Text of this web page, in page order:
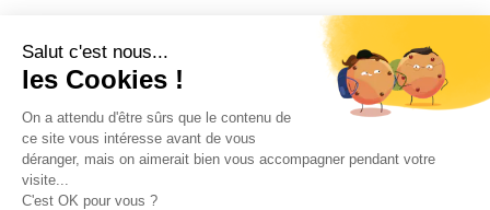
Remise de prix – Awards
Journée Portes Ouvertes (JPO)